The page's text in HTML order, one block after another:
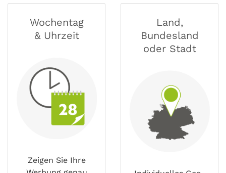
Wochentag
& Uhrzeit
Zeigen Sie Ihre
Land,
Bundesland
oder Stadt